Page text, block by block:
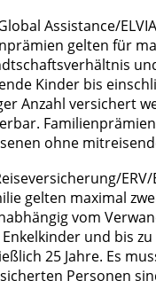
Assistance/
gelten für
Kinder bis
Anzahl versichert
ohne
gelten maximal
vom
und bis
25 Jahre. Es
Personen